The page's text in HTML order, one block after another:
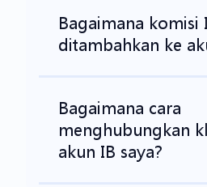
Bagaimana komisi
ditambahkan ke
Bagaimana cara
menghubungkan
akun IB saya?